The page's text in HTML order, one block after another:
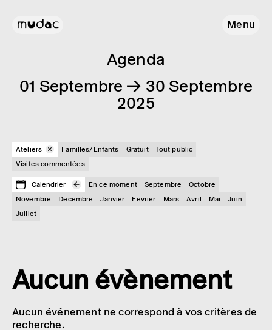
Menu
Agenda
01 Septembre → 30 Septembre
2025
Ateliers Familles/Enfants Gratuit
Tout public
Visites commentées
Calendrier En ce moment Septembre
Octobre
Novembre
Décembre Janvier Février Mars Avril Mai
Juin
Juillet
Aucun évènement
Aucun événement ne correspond à vos critères de
recherche.